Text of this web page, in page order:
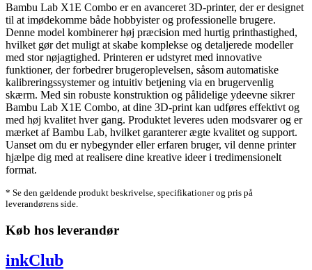
Bambu Lab X1E Combo er en avanceret 3D-printer, der er designet
til at imødekomme både hobbyister og professionelle brugere.
Denne model kombinerer høj præcision med hurtig printhastighed,
hvilket gør det muligt at skabe komplekse og detaljerede modeller
med stor nøjagtighed. Printeren er udstyret med innovative
funktioner, der forbedrer brugeroplevelsen, såsom automatiske
kalibreringssystemer og intuitiv betjening via en brugervenlig
skærm. Med sin robuste konstruktion og pålidelige ydeevne sikrer
Bambu Lab X1E Combo, at dine 3D-print kan udføres effektivt og
med høj kvalitet hver gang. Produktet leveres uden modsvarer og er
mærket af Bambu Lab, hvilket garanterer ægte kvalitet og support.
Uanset om du er nybegynder eller erfaren bruger, vil denne printer
hjælpe dig med at realisere dine kreative ideer i tredimensionelt
format.
* Se den gældende produkt beskrivelse, specifikationer og pris på
leverandørens side.
Køb hos leverandør
inkClub